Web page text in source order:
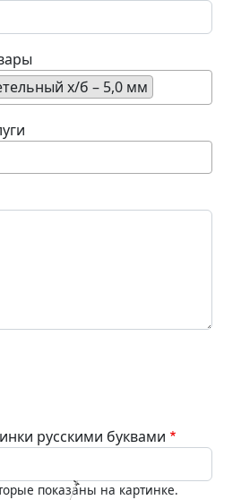
х/б – 5,0 мм
русскими буквами
показаны на картинке.